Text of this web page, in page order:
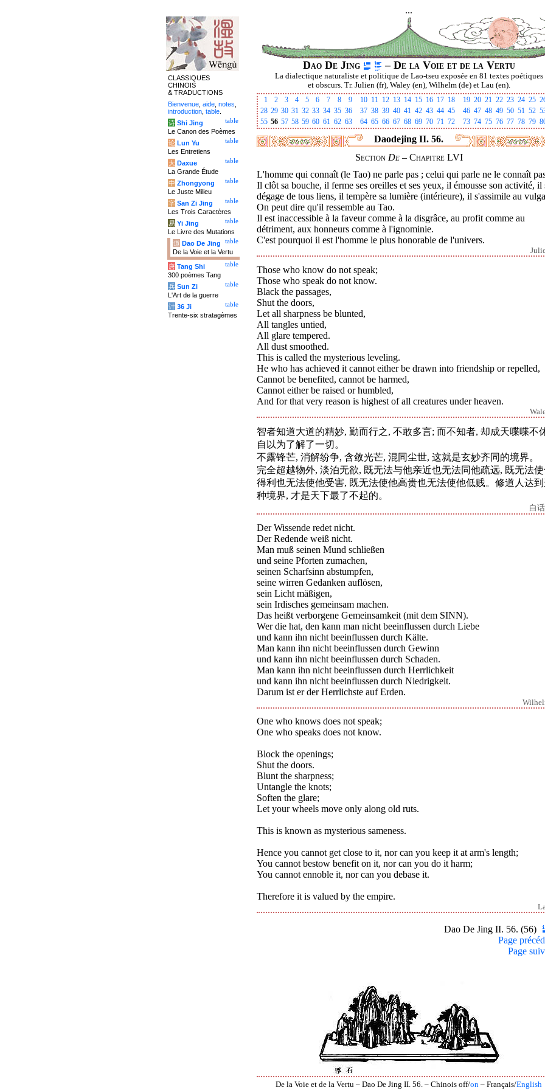
...
Dao De Jing – De la Voie et de la Vertu
La dialectique naturaliste et politique de Lao-tseu exposée en 81 textes poétiques
et obscurs. Tr. Julien (fr), Waley (en), Wilhelm (de) et Lau (en).
1
2 3 4 5 6 7 8 9 10 11 12 13 14 15 16 17 18 19 20 21 22 23 24 25
28 29 30 31 32 33 34 35 36 37 38 39 40 41 42 43 44 45 46 47 48 49 50 51 52
55 56 57 58 59 60 61 62 63 64 65 66 67 68 69 70 71 72 73 74 75 76 77 78 79
Daodejing II. 56.
Section De– Chapitre LVI
L'homme qui connaît (le Tao) ne parle pas ; celui qui parle ne le connaît
Il clôt sa bouche, il ferme ses oreilles et ses yeux, il émousse son activité, il
dégage de tous liens, il tempère sa lumière (intérieure), il s'assimile au
On peut dire qu'il ressemble au Tao.
Il est inaccessible à la faveur comme à la disgrâce, au profit comme au
détriment, aux honneurs comme à l'ignominie.
C'est pourquoi il est l'homme le plus honorable de l'univers.
Those who know do not speak;
Those who speak do not know.
Black the passages,
Shut the doors,
Let all sharpness be blunted,
All tangles untied,
All glare tempered.
All dust smoothed.
This is called the mysterious leveling.
He who has achieved it cannot either be drawn into friendship or repelled,
Cannot be benefited, cannot be harmed,
Cannot either be raised or humbled,
And for that very reason is highest of all creatures under heaven.
智者知道大道的精妙, 勤而行之, 不敢多言; 而不知者, 却成天喋喋不
自以为了解了一切。
不露锋芒, 消解纷争, 含敛光芒, 混同尘世, 这就是玄妙齐同的境界。
完全超越物外, 淡泊无欲, 既无法与他亲近也无法同他疏远, 既无法
得利也无法使他受害, 既无法使他高贵也无法使他低贱。修道人达
种境界, 才是天下最了不起的。
白
Der Wissende redet nicht.
Der Redende weiß nicht.
Man muß seinen Mund schließen
und seine Pforten zumachen,
seinen Scharfsinn abstumpfen,
seine wirren Gedanken auflösen,
sein Licht mäßigen,
sein Irdisches gemeinsam machen.
Das heißt verborgene Gemeinsamkeit (mit dem SINN).
Wer die hat, den kann man nicht beeinflussen durch Liebe
und kann ihn nicht beeinflussen durch Kälte.
Man kann ihn nicht beeinflussen durch Gewinn
und kann ihn nicht beeinflussen durch Schaden.
Man kann ihn nicht beeinflussen durch Herrlichkeit
und kann ihn nicht beeinflussen durch Niedrigkeit.
Darum ist er der Herrlichste auf Erden.
One who knows does not speak;
One who speaks does not know.
Block the openings;
Shut the doors.
Blunt the sharpness;
Untangle the knots;
Soften the glare;
Let your wheels move only along old ruts.
This is known as mysterious sameness.
Hence you cannot get close to it, nor can you keep it at arm's length;
You cannot bestow benefit on it, nor can you do it harm;
You cannot ennoble it, nor can you debase it.
Therefore it is valued by the empire.
Dao De Jing II. 56. (56)
Page
Page
De la Voie et de la Vertu – Dao De Jing II. 56. – Chinois off/on – Français/English
CLASSIQUES
CHINOIS
& TRADUCTIONS
Bienvenue aide notes
introduction table
table
诗 Shi Jing
Le Canon des Poèmes
table
论 Lun Yu
Les Entretiens
table
大 Daxue
La Grande Étude
table
中 Zhongyong
Le Juste Milieu
table
字 San Zi Jing
Les Trois Caractères
table
易 Yi Jing
Le Livre des Mutations
table
道 Dao De Jing
De la Voie et la Vertu
table
唐 Tang Shi
300 poèmes Tang
table
兵 Sun Zi
L'Art de la guerre
table
计 36 Ji
Trente-six stratagèmes